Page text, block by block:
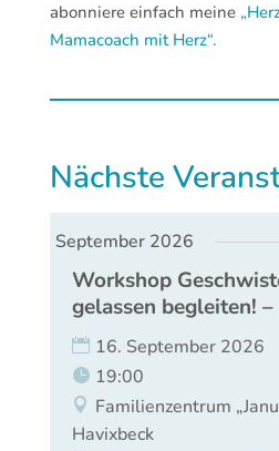
abonniere einfach meine
Mamacoach mit Herz“.
Nächste
September 2026
Workshop
gelassen begleiten!
16. September 2026
19:00
Familienzentrum
Havixbeck